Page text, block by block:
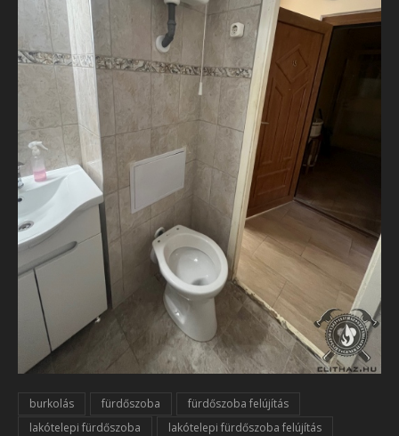
burkolás fürdőszoba
fürdőszoba felújítás
lakótelepi fürdőszoba
lakótelepi fürdőszoba felújítás